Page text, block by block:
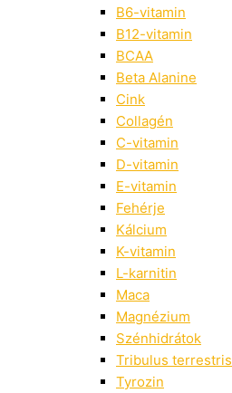
B6-vitamin
B12-vitamin
BCAA
Beta Alanine
Cink
Collagén
C-vitamin
D-vitamin
E-vitamin
Fehérje
Kálcium
K-vitamin
L-karnitin
Maca
Magnézium
Szénhidrátok
Tribulus terrestris
Tyrozin